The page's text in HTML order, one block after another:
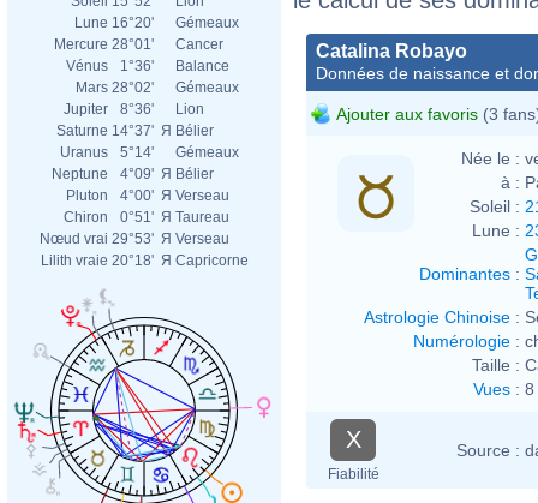
Lune 16°20'
Gémeaux
Mercure 28°01'
Cancer
Vénus
1°36'
Balance
Mars 28°02'
Gémeaux
Jupiter
8°36'
Lion
Saturne 14°37' Я Bélier
Uranus
5°14'
Gémeaux
Neptune
4°09' Я Bélier
Pluton
4°00' Я Verseau
Chiron
0°51' Я Taureau
Nœud vrai 29°53' Я Verseau
Lilith vraie 20°18' Я Capricorne
Catalina Robayo
Données de naissance et
Ajouter aux favoris (3
Née le :
à :
Soleil :
Lune :
Dominantes :
Astrologie Chinoise :
Numérologie :
Taille :
Vues : 8
X
Fiabilité
Source :